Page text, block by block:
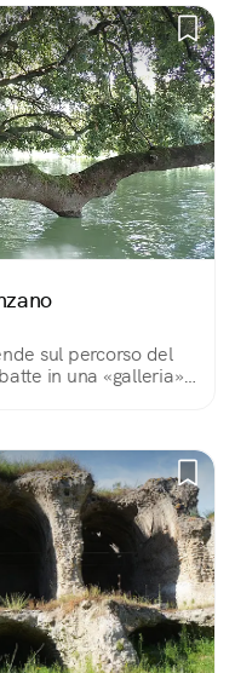
sul percorso del
in una «galleria»